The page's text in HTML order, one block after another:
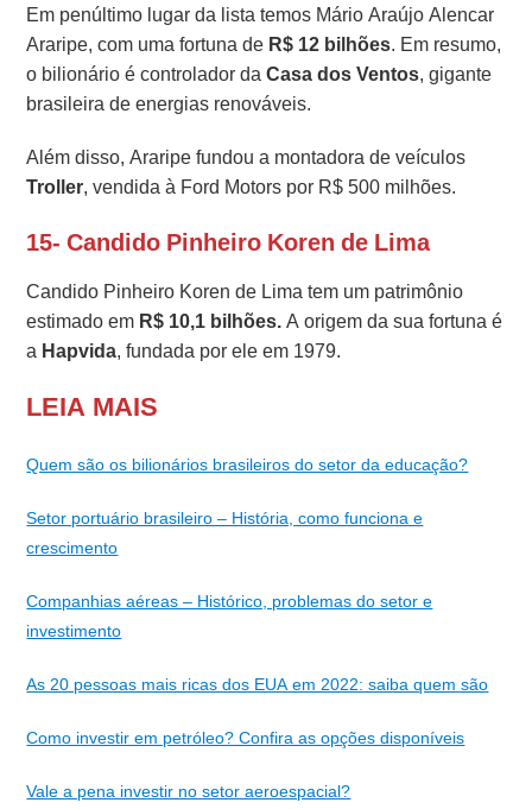
Em penúltimo lugar da lista temos Mário Araújo Alencar
Araripe, com uma fortuna de R$ 12 bilhões. Em resumo,
o bilionário é controlador daCasa dos Ventos, gigante
brasileira de energias renováveis.
Além disso, Araripe fundou a montadora de veículos
Troller, vendida à Ford Motors por R$ 500 milhões.
15- Candido Pinheiro Koren de Lima
Candido Pinheiro Koren de Lima tem um patrimônio
estimado em R$ 10,1 bilhões.A origem da sua fortuna é
a Hapvida, fundada por ele em 1979.
LEIA MAIS
Quem são os bilionários brasileiros do setor da educação?
Setor portuário brasileiro – História, como funciona e
crescimento
Companhias aéreas – Histórico, problemas do setor e
investimento
As 20 pessoas mais ricas dos EUA em 2022: saiba quem são
Como investir em petróleo? Confira as opções disponíveis
Vale a pena investir no setor aeroespacial?